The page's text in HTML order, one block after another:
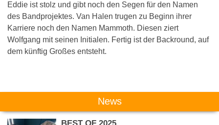
Eddie ist stolz und gibt noch den Segen für den Namen
des Bandprojektes. Van Halen trugen zu Beginn ihrer
Karriere noch den Namen Mammoth. Diesen ziert
Wolfgang mit seinen Initialen. Fertig ist der Backround, auf
dem künftig Großes entsteht.
Das könnte Dich auch interessieren:
News